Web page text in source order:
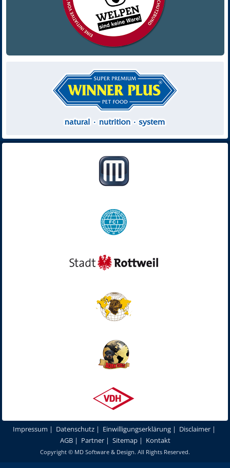
Impressum | Datenschutz | Einwilligungserklärung | Disclaimer |
AGB| Partner| Sitemap| Kontakt
Copyright © MD Software & Design. All Rights Reserved.